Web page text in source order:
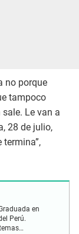
no porque
tampoco
Le van a
28 de julio,
en
Perú.